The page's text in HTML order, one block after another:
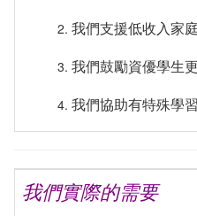
我們支援低收入家
我們鼓勵資優學生
我們協助有特殊學
我們實際的需要